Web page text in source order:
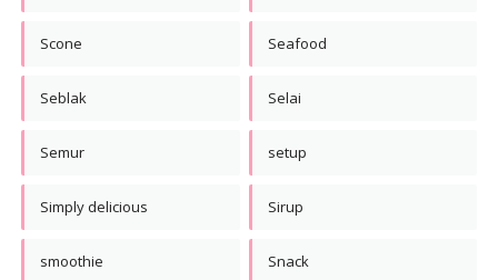
Scone Seafood
Seblak Selai
Semur setup
Simply delicious Sirup
smoothie Snack